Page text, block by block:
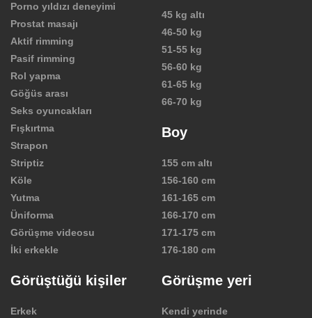
Porno yıldızı deneyimi
Prostat masajı
Aktif rimming
Pasif rimming
Rol yapma
Göğüs arası
Seks oyuncakları
Fışkırtma
Strapon
Striptiz
Köle
Yutma
Üniforma
Görüşme videosu
İki erkekle
Görüştüğü kişiler
Erkek
45 kg altı
46-50 kg
51-55 kg
56-60 kg
61-65 kg
66-70 kg
Boy
155 cm altı
156-160 cm
161-165 cm
166-170 cm
171-175 cm
176-180 cm
Görüşme yeri
Kendi yerinde